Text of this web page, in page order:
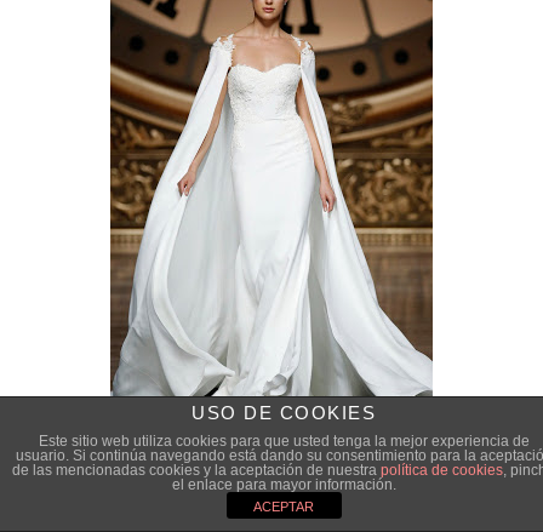
USO DE COOKIES
Este sitio web utiliza cookies para que usted tenga la mejor experiencia de
usuario. Si continúa navegando está dando su consentimiento para la
de las mencionadas cookies y la aceptación de nuestra política de cookies,
el enlace para mayor información.
ACEPTAR